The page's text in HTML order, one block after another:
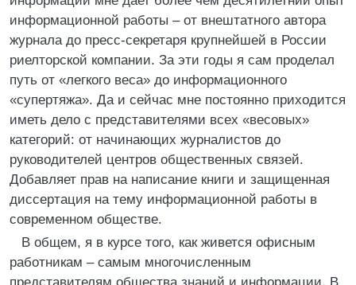
информационной работы – от внештатного автора
журнала до пресс-секретаря крупнейшей в России
риелторской компании. За эти годы я сам проделал
путь от «легкого веса» до информационного
«супертяжа». Да и сейчас мне постоянно приходится
иметь дело с представителями всех «весовых»
категорий: от начинающих журналистов до
руководителей центров общественных связей.
Добавляет прав на написание книги и защищенная
диссертация на тему информационной работы в
современном обществе.
В общем, я в курсе того, как живется офисным
работникам – самым многочисленным